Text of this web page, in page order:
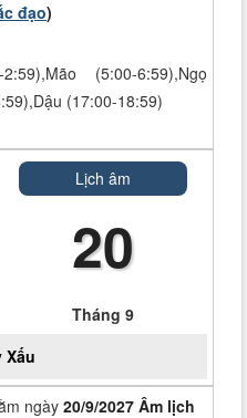
đạo)
(5:00-6:59),Ngọ
(17:00-18:59)
Lịch âm
20
Tháng 9
Xấu
ngày 20/9/2027 Âm lịch